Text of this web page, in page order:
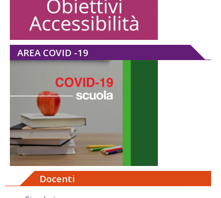
AREA COVID -19
Docenti